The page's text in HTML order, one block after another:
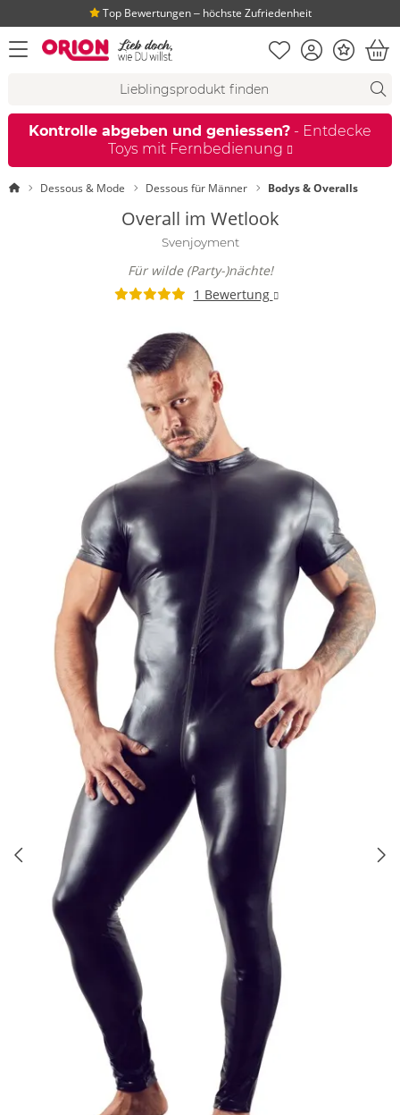
Top Bewertungen ‒ höchste Zufriedenheit
Menü öffnen Merkliste
KontoBonus
Kontrolle abgeben und geniessen? - Entdecke
Toys mit Fernbedienung
StartseiteDessous & Mode Dessous für Männer Bodys & Overalls
Overall im Wetlook
Svenjoyment
Für wilde (Party-)nächte!
1 Bewertung